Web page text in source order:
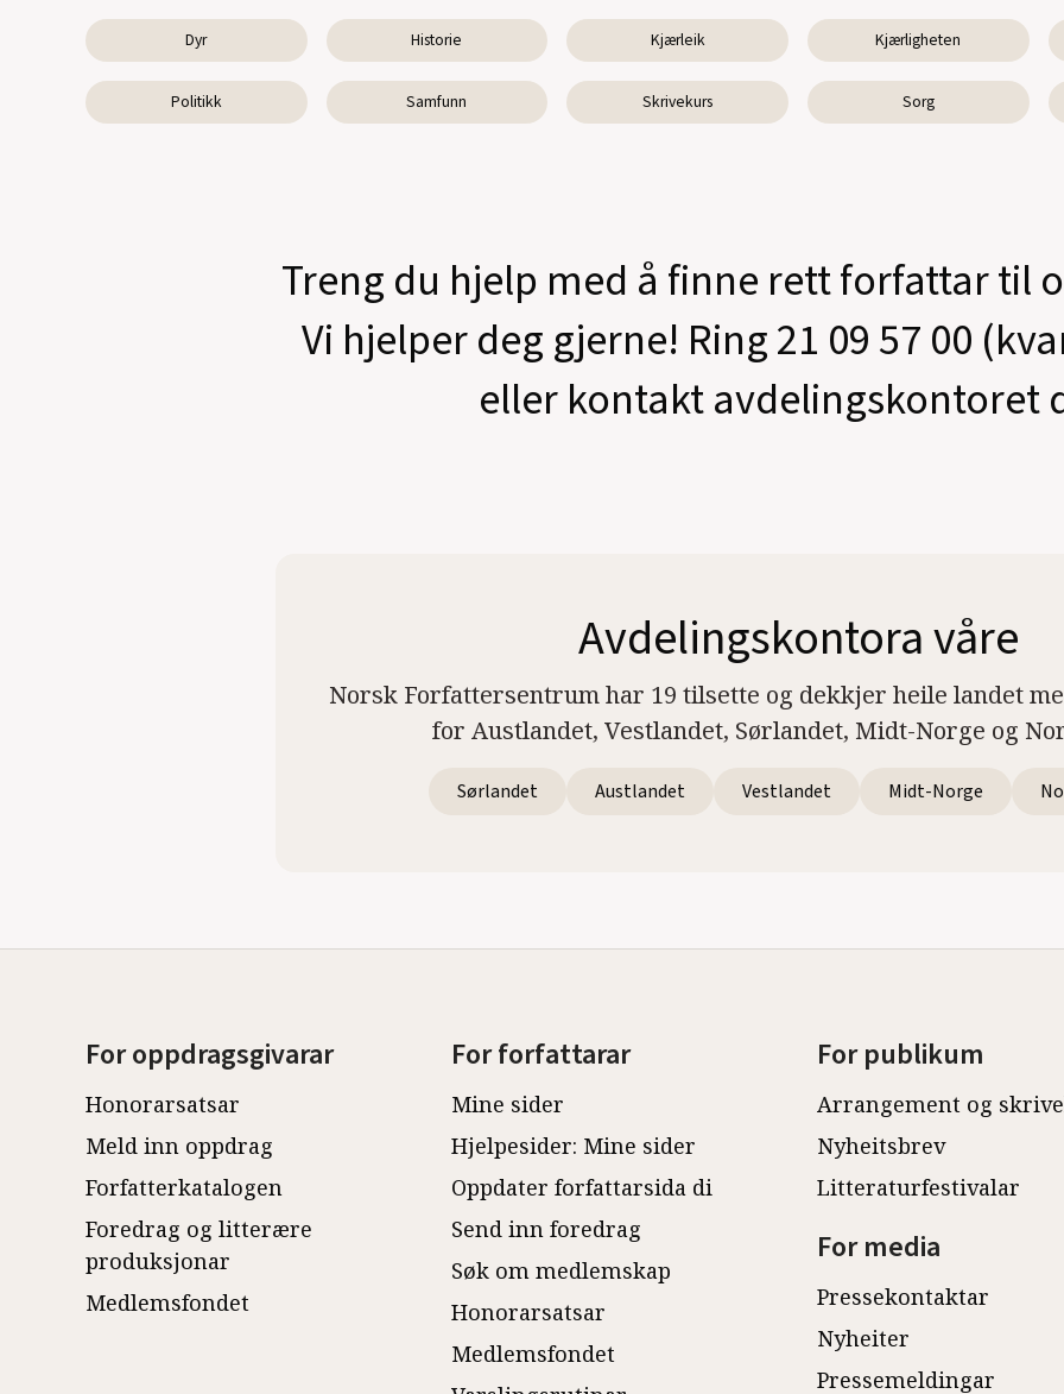
Dyr Historie Kjærleik Kjærligheten
Politikk Samfunn Skrivekurs Sorg
Treng du hjelp med å finne rett forfattar til
Vi hjelper deg gjerne! Ring 21 09 57 00
eller kontakt avdelingskontoret
Avdelingskontora våre
Norsk Forfattersentrum har 19 tilsette og dekkjer heile landet
for Austlandet, Vestlandet, Sørlandet, Midt-Norge og
Sørlandet Austlandet Vestlandet Midt-Norge
For oppdragsgivarar
Honorarsatsar
Meld inn oppdrag
Forfatterkatalogen
Foredrag og litterære
produksjonar
Medlemsfondet
For forfattarar
Mine sider
Hjelpesider: Mine sider
Oppdater forfattarsida di
Send inn foredrag
Søk om medlemskap
Honorarsatsar
Medlemsfondet
For publikum
Arrangement og
Nyheitsbrev
Litteraturfestivalar
For media
Pressekontaktar
Nyheiter
Pressemeldingar